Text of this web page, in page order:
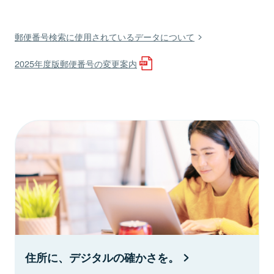
郵便番号検索に使用されているデータについて
2025年度版郵便番号の変更案内
住所に、デジタルの確かさを。